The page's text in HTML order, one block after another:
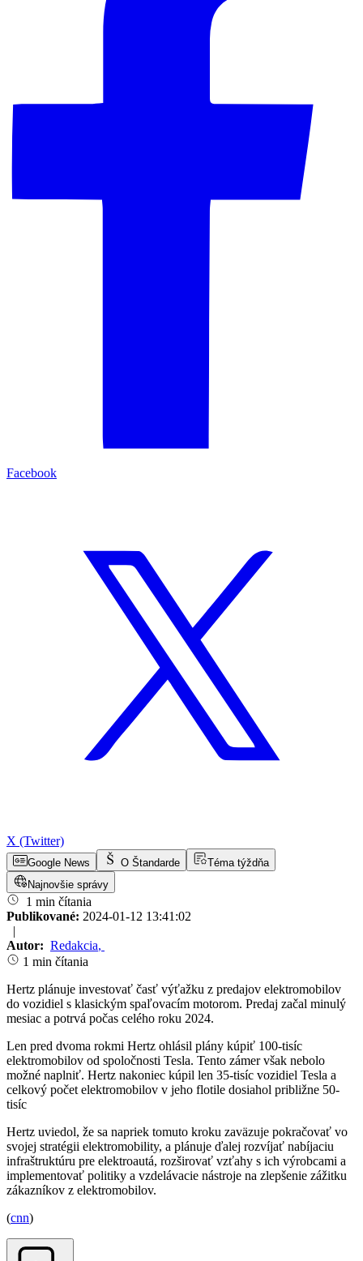
Facebook
X (Twitter)
Google News O Štandarde
Téma týždňa
Najnovšie správy
1 min čítania
Publikované: 2024-01-12 13:41:02
|
Autor: Redakcia,
1 min čítania
Hertz plánuje investovať časť výťažku z predajov elektromobilov
do vozidiel s klasickým spaľovacím motorom. Predaj začal minulý
mesiac a potrvá počas celého roku 2024.
Len pred dvoma rokmi Hertz ohlásil plány kúpiť 100-tisíc
elektromobilov od spoločnosti Tesla. Tento zámer však nebolo
možné naplniť. Hertz nakoniec kúpil len 35-tisíc vozidiel Tesla a
celkový počet elektromobilov v jeho flotile dosiahol približne 50-
tisíc
Hertz uviedol, že sa napriek tomuto kroku zaväzuje pokračovať vo
svojej stratégii elektromobility, a plánuje ďalej rozvíjať nabíjaciu
infraštruktúru pre elektroautá, rozširovať vzťahy s ich výrobcami a
implementovať politiky a vzdelávacie nástroje na zlepšenie zážitku
zákazníkov z elektromobilov.
(cnn)